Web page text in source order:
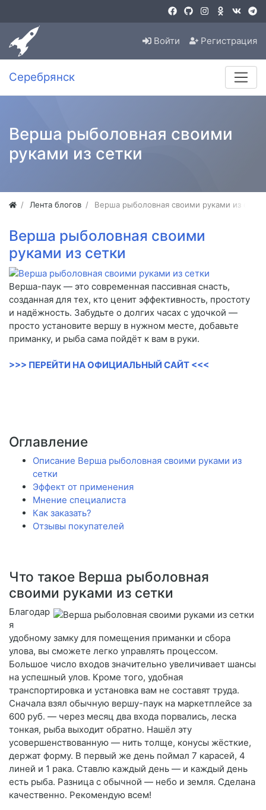
Войти Регистрация
Серебрянск
Верша рыболовная своими
руками из сетки
Лента блогов Верша рыболовная своими руками из сетки
Верша рыболовная своими
руками из сетки
Верша-паук — это современная пассивная снасть,
созданная для тех, кто ценит эффективность, простоту
и надёжность. Забудьте о долгих часах с удочкой —
просто установите вершу в нужном месте, добавьте
приманку, и рыба сама пойдёт к вам в руки.
>>> ПЕРЕЙТИ НА ОФИЦИАЛЬНЫЙ САЙТ <<<
Оглавление
Описание Верша рыболовная своими руками из
сетки
Эффект от применения
Мнение специалиста
Как заказать?
Отзывы покупателей
Что такое Верша рыболовная
своими руками из сетки
Благодар
я
удобному замку для помещения приманки и сбора
улова, вы сможете легко управлять процессом.
Большое число входов значительно увеличивает шансы
на успешный улов. Кроме того, удобная
транспортировка и установка вам не составят труда.
Сначала взял обычную вершу-паук на маркетплейсе за
600 руб. — через месяц два входа порвались, леска
тонкая, рыба выходит обратно. Нашёл эту
усовершенствованную — нить толще, конусы жёсткие,
держат форму. В первый же день поймал 7 карасей, 4
линей и 1 рака. Ставлю каждый день — и каждый день
есть рыба. Разница с обычной — небо и земля. Сделана
качественно. Рекомендую всем!